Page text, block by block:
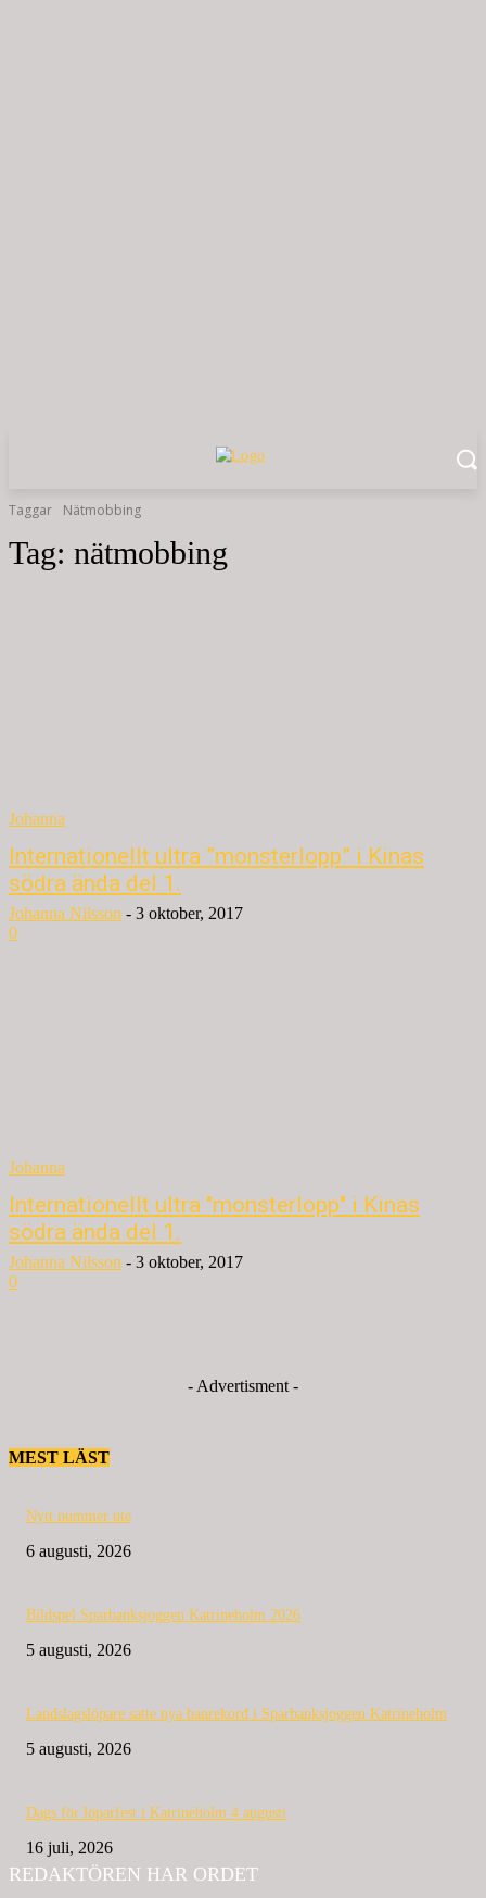
Taggar Nätmobbing
Tag: nätmobbing
Johanna
Internationellt ultra ”monsterlopp” i Kinas
södra ända del 1.
Johanna Nilsson - 3 oktober, 2017
0
Johanna
Internationellt ultra "monsterlopp" i Kinas
södra ända del 1.
Johanna Nilsson - 3 oktober, 2017
0
- Advertisment -
MEST LÄST
Nytt nummer ute
6 augusti, 2026
Bildspel Sparbanksjoggen Katrineholm 2026
5 augusti, 2026
Landslagslöpare satte nya banrekord i Sparbanksjoggen Katrineholm
5 augusti, 2026
Dags för löparfest i Katrineholm 4 augusti
16 juli, 2026
REDAKTÖREN HAR ORDET